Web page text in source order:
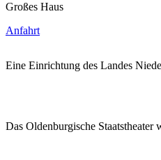
Großes Haus
Anfahrt
Eine Einrichtung des Landes
Das Oldenburgische Staatstheater